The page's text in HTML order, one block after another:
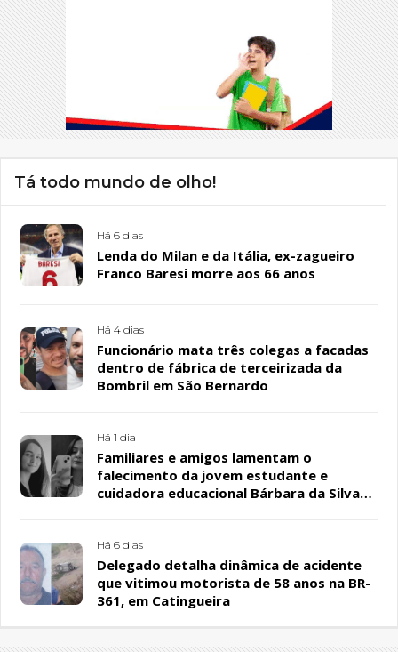
Tá todo mundo de olho!
Há 6 dias
Lenda do Milan e da Itália, ex-zagueiro
Franco Baresi morre aos 66 anos
Há 4 dias
Funcionário mata três colegas a facadas
dentro de fábrica de terceirizada da
Bombril em São Bernardo
Há 1 dia
Familiares e amigos lamentam o
falecimento da jovem estudante e
cuidadora educacional Bárbara da Silva
Há 6 dias
Delegado detalha dinâmica de acidente
que vitimou motorista de 58 anos na BR-
361, em Catingueira